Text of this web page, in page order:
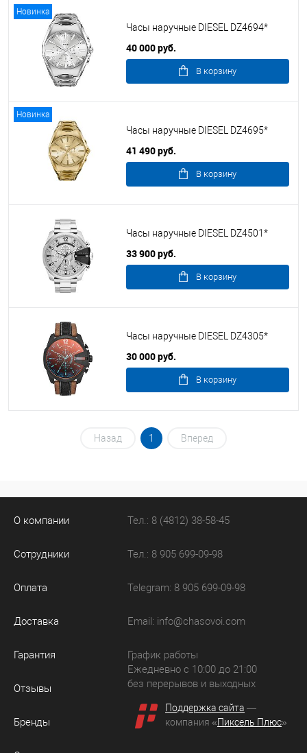
Новинка
Часы наручные DIESEL DZ4694*
40 000 руб.
В корзину
Новинка
Часы наручные DIESEL DZ4695*
41 490 руб.
В корзину
Часы наручные DIESEL DZ4501*
33 900 руб.
В корзину
Часы наручные DIESEL DZ4305*
30 000 руб.
В корзину
Назад 1 Вперед
О компании
Сотрудники
Оплата
Доставка
Гарантия
Отзывы
Бренды
Тел.: 8 (4812) 38-58-45
Тел.: 8 905 699-09-98
Telegram: 8 905 699-09-98
Email: info@chasovoi.com
График работы
Ежедневно с 10:00 до 21:00
без перерывов и выходных
Поддержка сайта —
компания «Пиксель Плюс»